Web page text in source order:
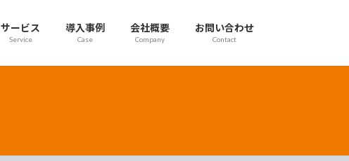
サービス
Service
導入事例
Case
会社概要
Company
お問い合わせ
Contact